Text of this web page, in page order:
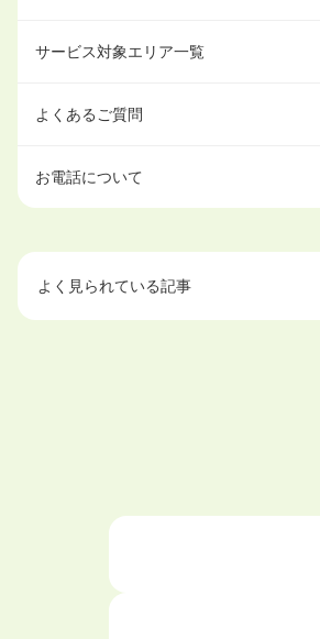
サービス対象エリア一覧
よくあるご質問
お電話について
よく見られている記事
仕事が続かない人の特徴と対処法を解説！